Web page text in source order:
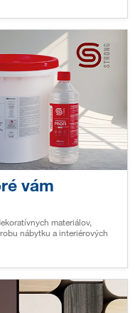
vám
materiálov,
nábytku a interiérových